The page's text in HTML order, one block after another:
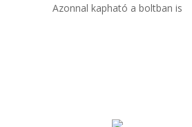
Azonnal kapható a boltban is